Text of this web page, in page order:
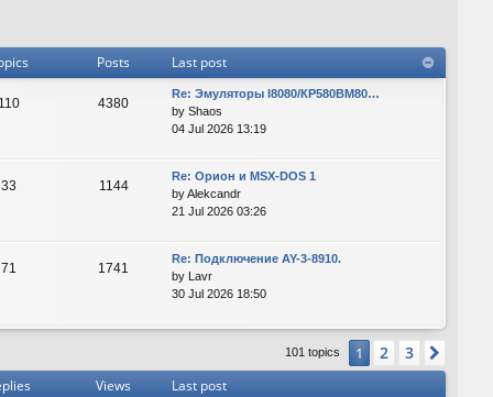
Posts Last post
110 4380
Re: Эмуляторы I8080/КР580ВМ80…
by Shaos
04 Jul 2026 13:19
33 1144
Re: Орион и MSX-DOS 1
byAlekcandr
21 Jul 2026 03:26
71 1741
Re: Подключение AY-3-8910.
by Lavr
30 Jul 2026 18:50
101 topics 1 2 3
Views Last post